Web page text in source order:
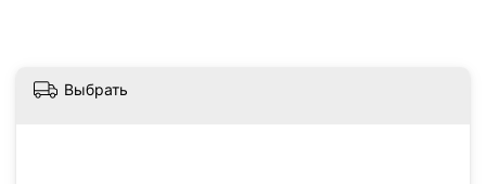
Выбрать